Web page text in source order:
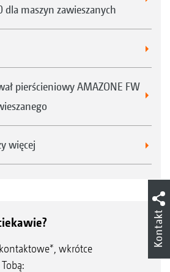
dla maszyn zawieszanych
pierścieniowy AMAZONE FW
więcej
wkrótce
Kontakt